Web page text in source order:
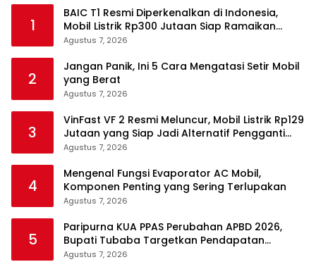
1
BAIC T1 Resmi Diperkenalkan di Indonesia,
Mobil Listrik Rp300 Jutaan Siap Ramaikan
Pasar EV
Agustus 7, 2026
2
Jangan Panik, Ini 5 Cara Mengatasi Setir Mobil
yang Berat
Agustus 7, 2026
3
VinFast VF 2 Resmi Meluncur, Mobil Listrik Rp129
Jutaan yang Siap Jadi Alternatif Pengganti
Motor
Agustus 7, 2026
4
Mengenal Fungsi Evaporator AC Mobil,
Komponen Penting yang Sering Terlupakan
Agustus 7, 2026
5
Paripurna KUA PPAS Perubahan APBD 2026,
Bupati Tubaba Targetkan Pendapatan
Daerah Rp820,3 Miliar
Agustus 7, 2026